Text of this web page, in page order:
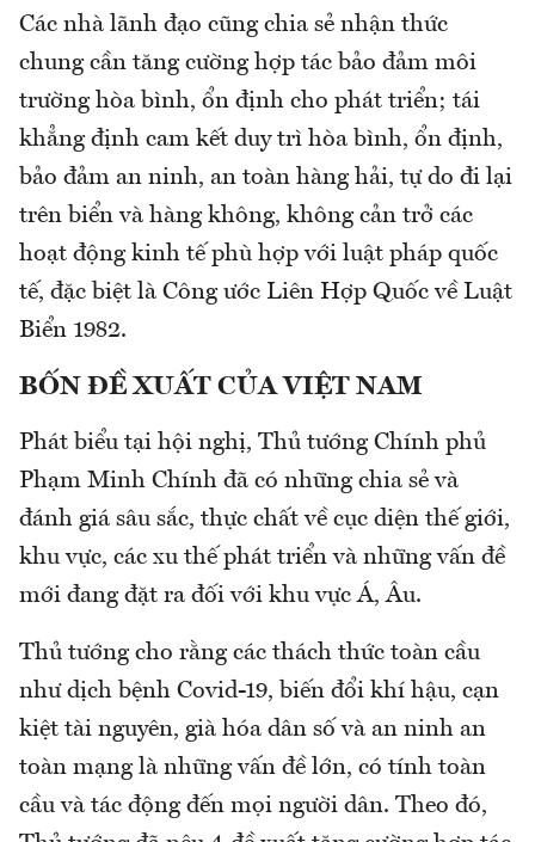
Các nhà lãnh đạo cũng chia sẻ nhận thức
chung cần tăng cường hợp tác bảo đảm môi
trường hòa bình, ổn định cho phát triển; tái
khẳng định cam kết duy trì hòa bình, ổn định,
bảo đảm an ninh, an toàn hàng hải, tự do đi lại
trên biển và hàng không, không cản trở các
hoạt động kinh tế phù hợp với luật pháp quốc
tế, đặc biệt là Công ước Liên Hợp Quốc về Luật
Biển 1982.
BỐN ĐỀ XUẤT CỦA VIỆT NAM
Phát biểu tại hội nghị, Thủ tướng Chính phủ
Phạm Minh Chính đã có những chia sẻ và
đánh giá sâu sắc, thực chất về cục diện thế giới,
khu vực, các xu thế phát triển và những vấn đề
mới đang đặt ra đối với khu vực Á, Âu.
Thủ tướng cho rằng các thách thức toàn cầu
như dịch bệnh Covid-19, biến đổi khí hậu, cạn
kiệt tài nguyên, già hóa dân số và an ninh an
toàn mạng là những vấn đề lớn, có tính toàn
cầu và tác động đến mọi người dân. Theo đó,